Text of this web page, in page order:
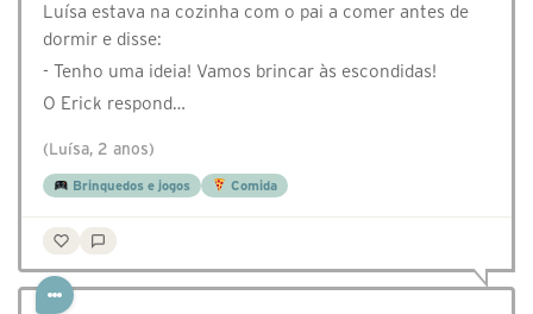
Luísa estava na cozinha com o pai a comer antes de
dormir e disse:
- Tenho uma ideia! Vamos brincar às escondidas!
O Erick respond…
(Luísa, 2 anos)
Brinquedos e jogos Comida